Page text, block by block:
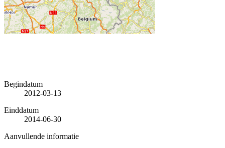
Begindatum
2012-03-13
Einddatum
2014-06-30
Aanvullende informatie